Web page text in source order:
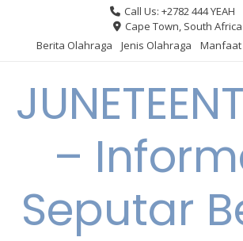
content
Call Us: +2782 444 YEAH
Cape Town, South Africa
Berita Olahraga
Jenis Olahraga Manfaat
–
Seputar